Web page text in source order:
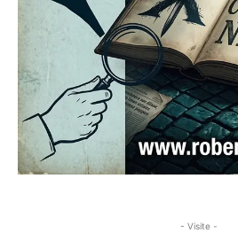
- Visite -